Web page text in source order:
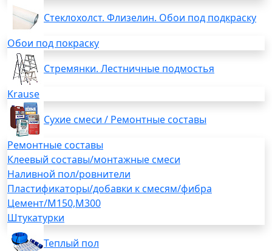
Стеклохолст. Флизелин. Обои под подкраску
Обои под покраску
Стремянки. Лестничные подмостья
Krause
Сухие смеси / Ремонтные составы
Ремонтные составы
Клеевый составы/монтажные смеси
Наливной пол/ровнители
Пластификаторы/добавки к смесям/фибра
Цемент/М150,М300
Штукатурки
Теплый пол